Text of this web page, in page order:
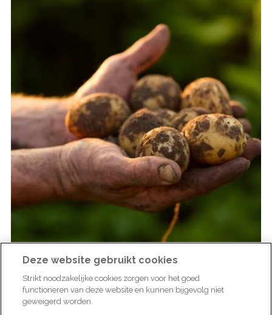
terug naar persberichten
Deze website gebruikt cookies
Strikt noodzakelijke cookies zorgen voor het goed
functioneren van deze website en kunnen bijgevolg niet
geweigerd worden.